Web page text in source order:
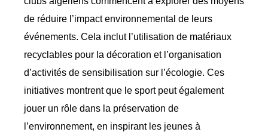
de réduire l’impact environnemental de leurs
événements. Cela inclut l’utilisation de matériaux
recyclables pour la décoration et l’organisation
d’activités de sensibilisation sur l’écologie. Ces
initiatives montrent que le sport peut également
jouer un rôle dans la préservation de
l’environnement, en inspirant les jeunes à